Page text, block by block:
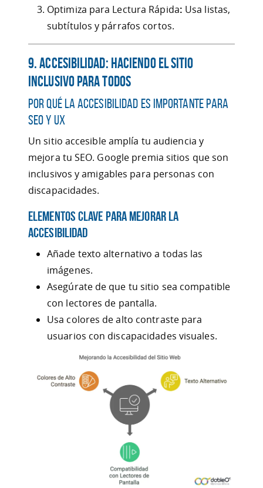
Optimiza para Lectura Rápida: Usa listas,
subtítulos y párrafos cortos.
9. Accesibilidad: Haciendo el Sitio
Inclusivo para Todos
Por Qué la Accesibilidad es Importante para
SEO y UX
Un sitio accesible amplía tu audiencia y
mejora tu SEO. Google premia sitios que son
inclusivos y amigables para personas con
discapacidades.
Elementos Clave para Mejorar la
Accesibilidad
Añade texto alternativo a todas las
imágenes.
Asegúrate de que tu sitio sea compatible
con lectores de pantalla.
Usa colores de alto contraste para
usuarios con discapacidades visuales.